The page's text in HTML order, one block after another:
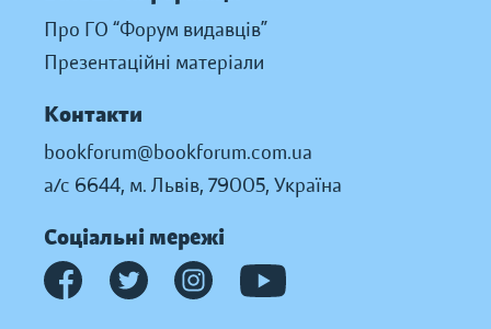
Про ГО “Форум видавців”
Презентаційні матеріали
Контакти
bookforum@bookforum.com.ua
а/с 6644, м. Львів, 79005, Україна
Соціальні мережі